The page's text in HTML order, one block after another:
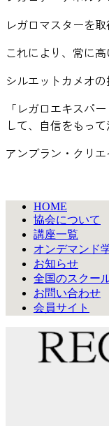
レガロマスターを
これにより、常に
シルエットカメオ
「レガロエキスパ
して、自信をもっ
アンブラン・クリ
HOME
協会について
講座一覧
オンデマンド
お知らせ
全国のスクー
お問い合わせ
会員サイト